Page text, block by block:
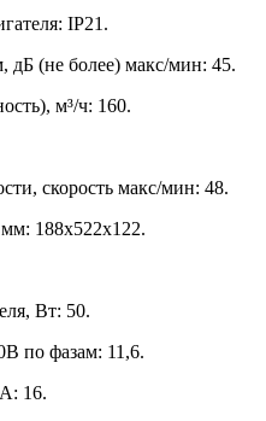
IP21.
дБ (не более) макс/мин: 45.
м³/ч: 160.
скорость макс/мин: 48.
188х522х122.
Вт: 50.
по фазам: 11,6.
16.